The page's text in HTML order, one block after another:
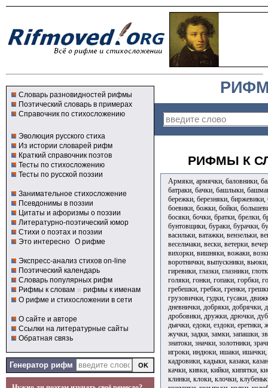
Словарь разновидностей рифмы
Поэтический словарь в примерах
Справочник по стихосложению
Эволюция русского стиха
Из истории словарей рифм
Краткий справочник поэтов
Тесты по стихосложению
Тесты по русской поэзии
Занимательное стихосложение
Псевдонимы в поэзии
Цитаты и афоризмы о поэзии
Литературно-поэтический юмор
Стихи о поэтах и поэзии
Это интересно О рифме
Экспресс-анализ стихов on-line
Поэтический календарь
Словарь популярных рифм
Рифмы к словам и рифмы к именам
О рифме и стихосложении в сети
О сайте и авторе
Ссылки на литературные сайты
Обратная связь
Генератор рифм
РИФМЫ К
Армяки, армячки, баловники,
батраки, бачки, башлыки,
бережки, березняки,
боевики, божки, бойки,
босяки, бочки, братки, брелки,
бунтовщики, бураки, бурачки,
васильки, ватажки, вензельки,
весельчаки, вески, ветерки,
вихорки, вишняки, вожаки,
воротнички, выпускники,
гиревики, глазки, глазники,
голяки, гонки, гопаки, горбки,
гребешки, гребки, гренки,
грузовички, гудки, гусаки,
дневнички, добряки,
дробовики, дружки, дрючки,
дьячки, едоки, ездоки,
жучки, задки, замки, запашки,
знатоки, значки, золотники,
игроки, индюки, ишаки, ишачки,
кадровики, кадыки, казаки,
качки, кивки, кийки, кипятки,
клинки, клоки, клочки,